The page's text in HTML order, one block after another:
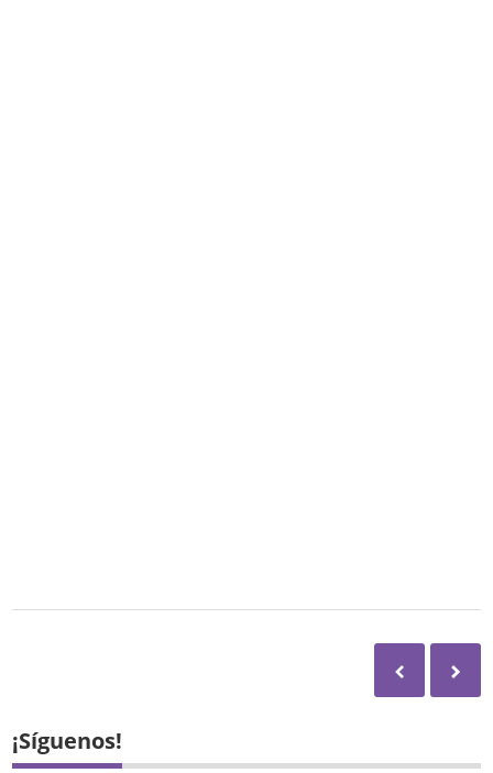
¡Síguenos!